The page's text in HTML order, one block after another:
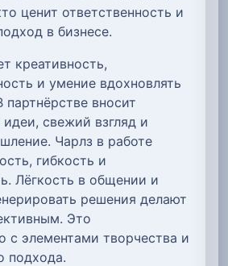
ценит ответственность и
в бизнесе.
креативность,
и умение вдохновлять
вносит
свежий взгляд и
Чарлз в работе
гибкость и
Лёгкость в общении и
решения делают
Это
с элементами творчества и
подхода.